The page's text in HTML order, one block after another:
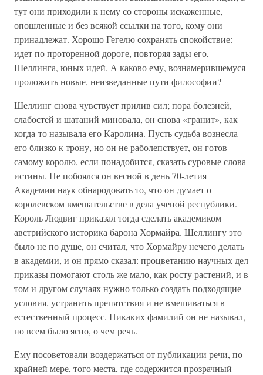
тут они приходили к нему со стороны искаженные,
опошленные и без всякой ссылки на того, кому они
принадлежат. Хорошо Гегелю сохранять спокойствие:
идет по проторенной дороге, повторяя зады его,
Шеллинга, юных идей. А каково ему, вознамерившемуся
проложить новые, неизведанные пути философии?
Шеллинг снова чувствует прилив сил; пора болезней,
слабостей и шатаний миновала, он снова «гранит», как
когда-то называла его Каролина. Пусть судьба вознесла
его близко к трону, но он не раболепствует, он готов
самому королю, если понадобится, сказать суровые слова
истины. Не побоялся он весной в день 70-летия
Академии наук обнародовать то, что он думает о
королевском вмешательстве в дела ученой республики.
Король Людвиг приказал тогда сделать академиком
австрийского историка барона Хормайра. Шеллингу это
было не по душе, он считал, что Хормайру нечего делать
в академии, и он прямо сказал: процветанию научных дел
приказы помогают столь же мало, как росту растений, и в
том и другом случаях нужно только создать подходящие
условия, устранить препятствия и не вмешиваться в
естественный процесс. Никаких фамилий он не называл,
но всем было ясно, о чем речь.
Ему посоветовали воздержаться от публикации речи, по
крайней мере, того места, где содержится прозрачный